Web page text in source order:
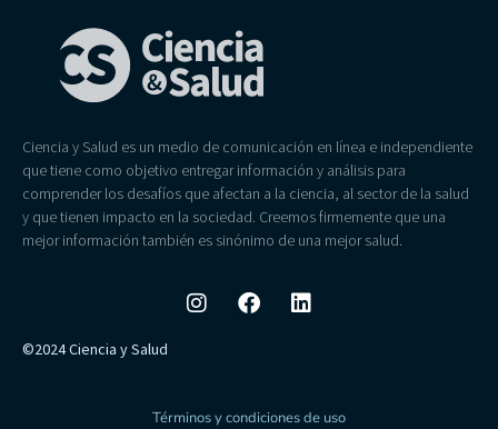
Ciencia y Salud es un medio de comunicación en línea e independiente
que tiene como objetivo entregar información y análisis para
comprender los desafíos que afectan a la ciencia, al sector de la salud
y que tienen impacto en la sociedad. Creemos firmemente que una
mejor información también es sinónimo de una mejor salud.
©2024 Ciencia y Salud
Términos y condiciones de uso